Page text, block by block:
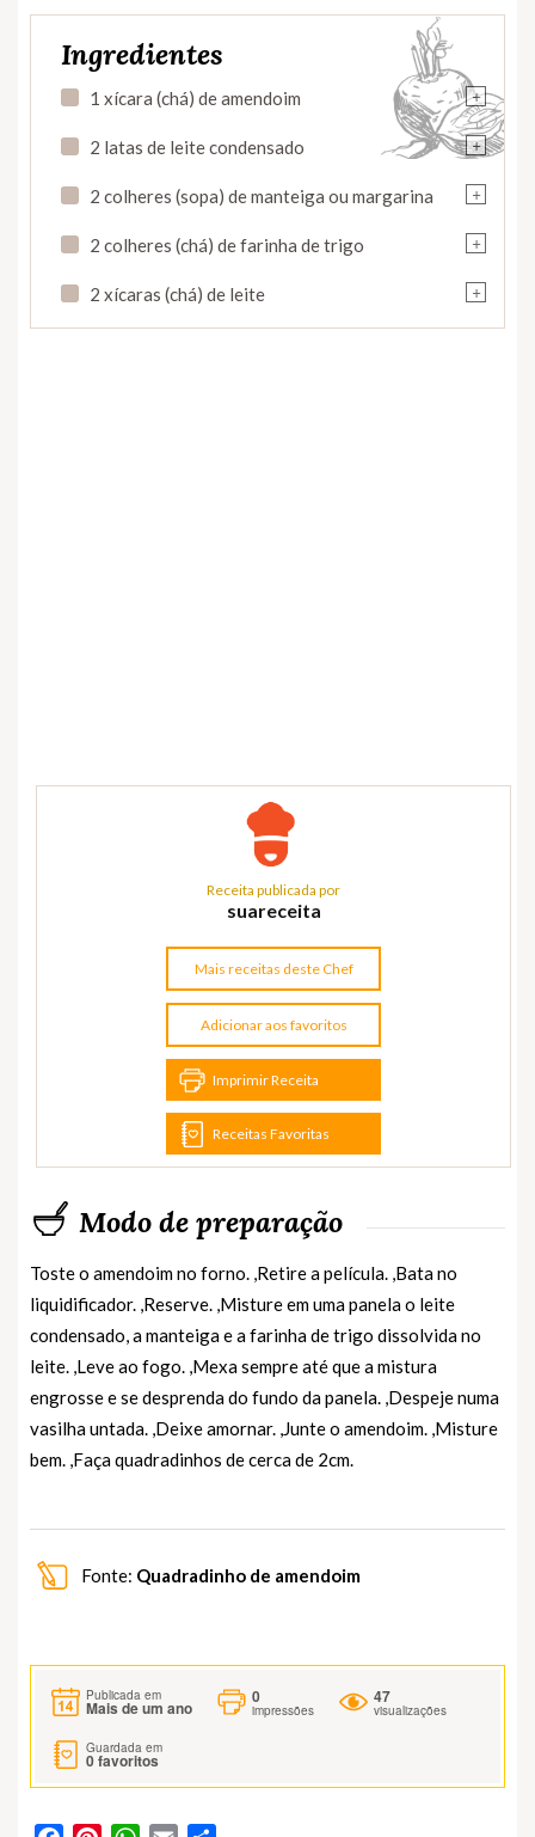
Ingredientes
+
1 xícara (chá) de amendoim
+
2 latas de leite condensado
+
2 colheres (sopa) de manteiga ou margarina
+
2 colheres (chá) de farinha de trigo
+
2 xícaras (chá) de leite
Receita publicada por
suareceita
Mais receitas deste Chef
Adicionar aos favoritos
Imprimir Receita
Receitas Favoritas
Modo de preparação
Toste o amendoim no forno. ,Retire a película. ,Bata no
liquidificador. ,Reserve. ,Misture em uma panela o leite
condensado, a manteiga e a farinha de trigo dissolvida no
leite. ,Leve ao fogo. ,Mexa sempre até que a mistura
engrosse e se desprenda do fundo da panela. ,Despeje numa
vasilha untada. ,Deixe amornar. ,Junte o amendoim. ,Misture
bem. ,Faça quadradinhos de cerca de 2cm.
Fonte: Quadradinho de amendoim
Publicada em
Mais de um ano
0
impressões
47
visualizações
Guardada em
0favoritos